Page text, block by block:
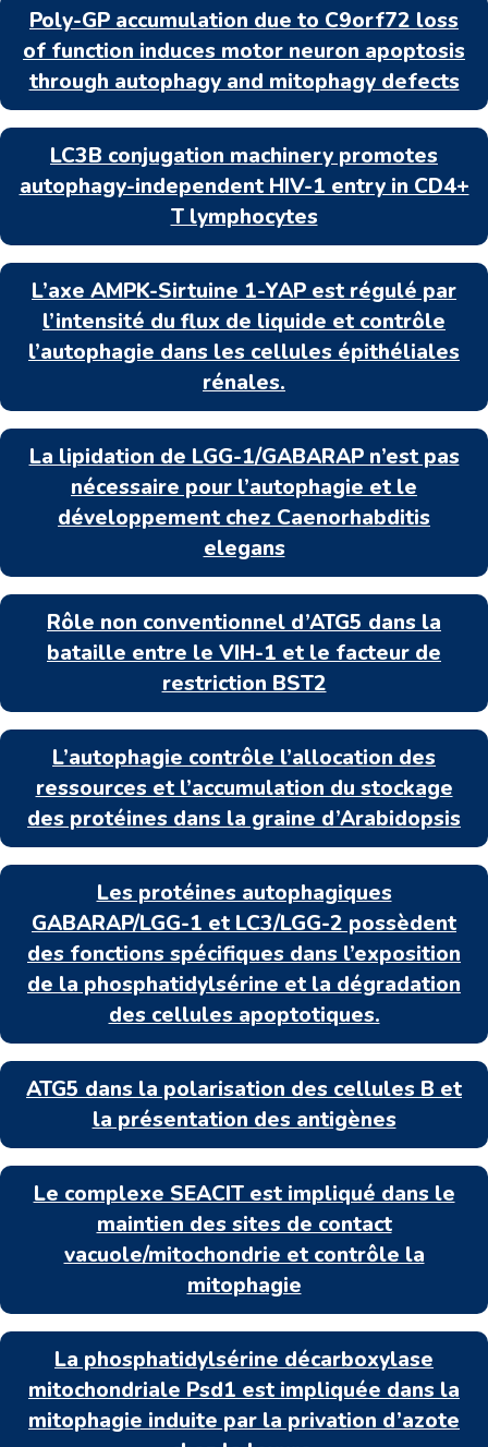
Poly-GP accumulation due to C9orf72 loss
of function induces motor neuron apoptosis
through autophagy and mitophagy defects
LC3B conjugation machinery promotes
autophagy-independent HIV-1 entry in CD4+
T lymphocytes
L’axe AMPK-Sirtuine 1-YAP est régulé par
l’intensité du flux de liquide et contrôle
l’autophagie dans les cellules épithéliales
rénales.
La lipidation de LGG-1/GABARAP n’est pas
nécessaire pour l’autophagie et le
développement chez Caenorhabditis
elegans
Rôle non conventionnel d’ATG5 dans la
bataille entre le VIH-1 et le facteur de
restriction BST2
L’autophagie contrôle l’allocation des
ressources et l’accumulation du stockage
des protéines dans la graine d’Arabidopsis
Les protéines autophagiques
GABARAP/LGG-1 et LC3/LGG-2 possèdent
des fonctions spécifiques dans l’exposition
de la phosphatidylsérine et la dégradation
des cellules apoptotiques.
ATG5 dans la polarisation des cellules B et
la présentation des antigènes
Le complexe SEACIT est impliqué dans le
maintien des sites de contact
vacuole/mitochondrie et contrôle la
mitophagie
La phosphatidylsérine décarboxylase
mitochondriale Psd1 est impliquée dans la
mitophagie induite par la privation d’azote